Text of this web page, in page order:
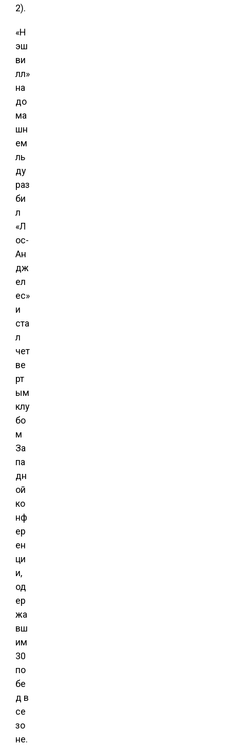
2).
«Н
эш
ви
лл»
на
до
ма
шн
ем
ль
ду
раз
би
л
«Л
ос-
Ан
дж
ел
ес»
и
ста
л
чет
ве
рт
ым
клу
бо
м
За
па
дн
ой
ко
нф
ер
ен
ци
и,
од
ер
жа
вш
им
30
по
бе
д в
се
зо
не.